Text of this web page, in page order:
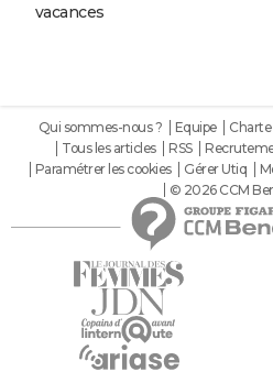
vacances
Qui sommes-nous ? Equipe
Tous les articles
RSS
Paramétrer les cookies
Gérer Utiq
© 2026 CCM